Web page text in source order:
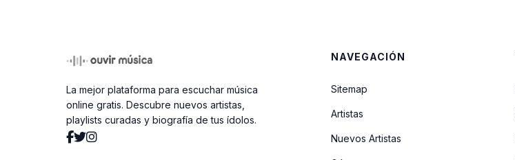
La mejor plataforma para escuchar música
online gratis. Descubre nuevos artistas,
playlists curadas y biografía de tus ídolos.
NAVEGACIÓN
Sitemap
Artistas
Nuevos Artistas